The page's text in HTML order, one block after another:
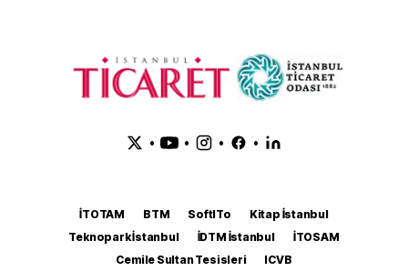
• • • •
İTOTAM BTM SoftITo
Kitap İstanbul
Teknopark İstanbul
İDTM İstanbul
İTOSAM
Cemile Sultan Tesisleri
ICVB